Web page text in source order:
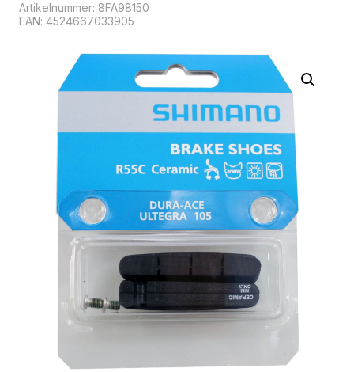
Artikelnummer: 8FA98150
EAN: 4524667033905